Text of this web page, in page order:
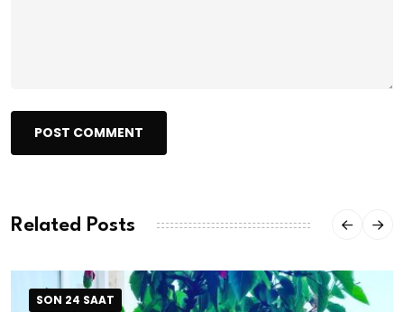
POST COMMENT
Related Posts
SON 24 SAAT